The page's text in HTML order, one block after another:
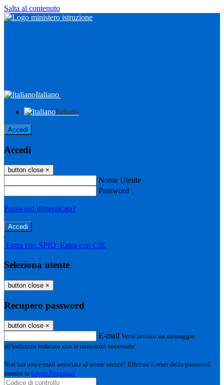
Salta al contenuto
Italiano
Italiano
Accedi
Accedi
button close ×
Nome Utente
Password
Password dimenticata?
-
Entra con SPID Entra con CIE
Seleziona utente
button close ×
Recupero password
button close ×
E-mail Verrà inviato un messaggio
all'indirizzo indicato con le istruzioni necessarie.
Non hai una e-mail associata al nome utente? Effettua il reset della password
tramite la Login Spaggiari